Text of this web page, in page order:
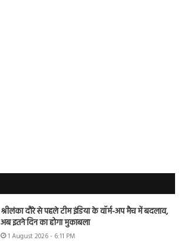
श्रीलंका दौरे से पहले टीम इंडिया के वॉर्म-अप मैच में बदलाव,
अब इतने दिन का होगा मुकाबला
1 August 2026 - 6:11 PM